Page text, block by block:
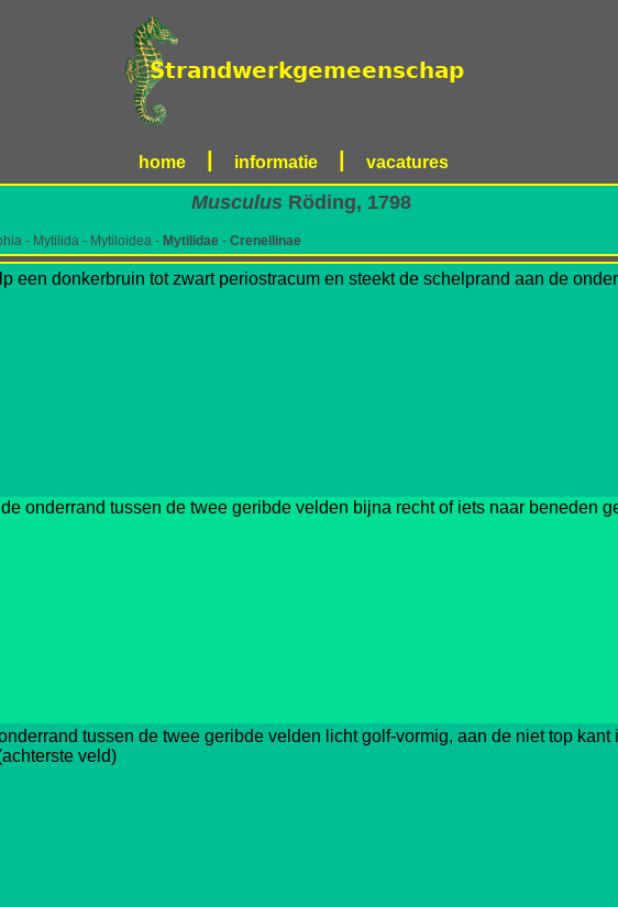
home informatie vacatures
Musculus Röding, 1798
- Mytilida - Mytiloidea - Mytilidae - Crenellinae
een donkerbruin tot zwart periostracum en steekt de schelprand aan de
de onderrand tussen de twee geribde velden bijna recht of iets naar beneden
tussen de twee geribde velden licht golf-vormig, aan de niet top kant
veld)